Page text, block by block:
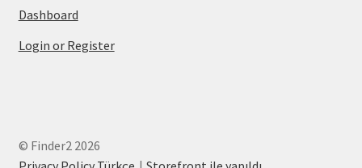
Dashboard
Login or Register
© Finder2 2026